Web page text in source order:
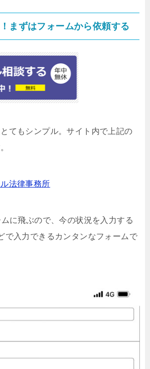
まずはフォームから依頼する
てもシンプル。サイト内で上記の
法律事務所
に飛ぶので、今の状況を入力する
で入力できるカンタンなフォームで